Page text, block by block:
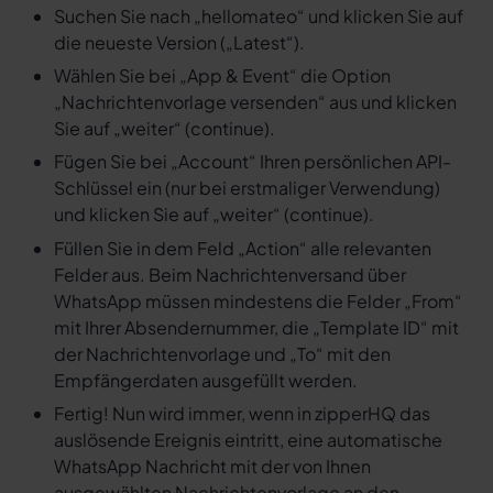
Suchen Sie nach „hellomateo“ und klicken Sie auf
die neueste Version („Latest“).
Wählen Sie bei „App & Event“ die Option
„Nachrichtenvorlage versenden“ aus und klicken
Sie auf „weiter“ (continue).
Fügen Sie bei „Account“ Ihren persönlichen API-
Schlüssel ein (nur bei erstmaliger Verwendung)
und klicken Sie auf „weiter“ (continue).
Füllen Sie in dem Feld „Action“ alle relevanten
Felder aus. Beim Nachrichtenversand über
WhatsApp müssen mindestens die Felder „From“
mit Ihrer Absendernummer, die „Template ID“ mit
der Nachrichtenvorlage und „To“ mit den
Empfängerdaten ausgefüllt werden.
Fertig! Nun wird immer, wenn in zipperHQ das
auslösende Ereignis eintritt, eine automatische
WhatsApp Nachricht mit der von Ihnen